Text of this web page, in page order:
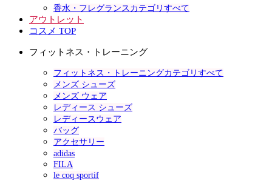
香水・フレグランスカテゴリすべて
アウトレット
コスメ TOP
フィットネス・トレーニング
フィットネス・トレーニングカテゴリすべて
メンズ シューズ
メンズ ウェア
レディース シューズ
レディースウェア
バッグ
アクセサリー
adidas
FILA
le coq sportif